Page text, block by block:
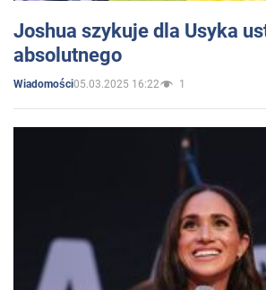
Joshua szykuje dla Usyka
absolutnego
Wiadomości05.03.2025 16:22 1